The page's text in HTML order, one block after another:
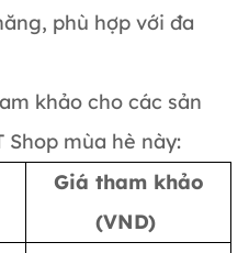
phù hợp với đa
khảo cho các sản
Shop mùa hè này:
Giá tham khảo
(VND)